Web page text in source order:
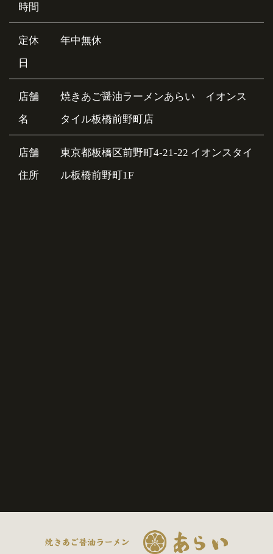
時間
定休
日
年中無休
店舗
名
焼きあご醤油ラーメンあらい イオンス
タイル板橋前野町店
店舗
住所
東京都板橋区前野町4-21-22 イオンスタイ
ル板橋前野町1F